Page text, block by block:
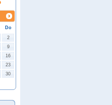
Do
2
9
16
23
30